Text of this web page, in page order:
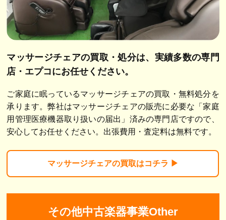
マッサージチェアの買取・処分は、 実績多数の専門
店・エプコにお任せください。
ご家庭に眠っているマッサージチェアの買取・無料処分を
承ります。弊社はマッサージチェアの販売に必要な「家庭
用管理医療機器取り扱いの届出」済みの専門店ですので、
安心してお任せください。出張費用・査定料は無料です。
マッサージチェアの買取はコチラ ▶︎
その他中古楽器事業Other